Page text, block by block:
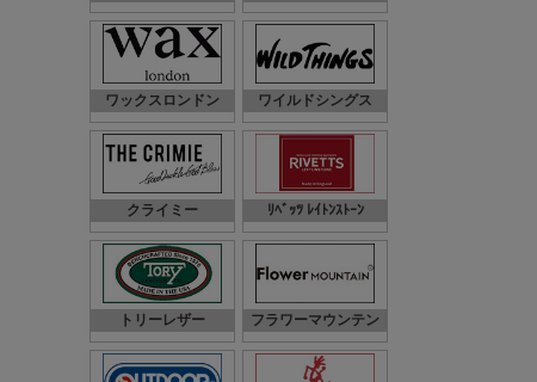
ワックスロンドン ワイルドシングス
クライミー ﾘﾍﾞｯﾂ ﾚｲﾄﾝｽﾄｰﾝ
トリーレザー フラワーマウンテン